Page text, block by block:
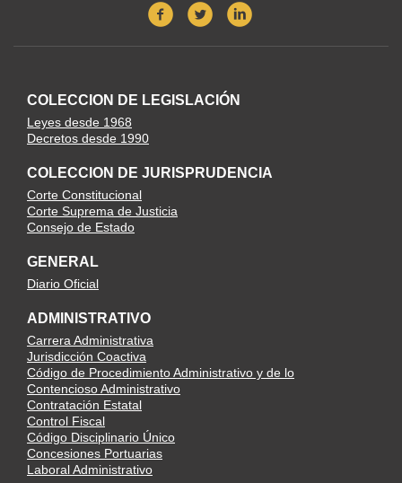
COLECCION DE LEGISLACIÓN
Leyes desde 1968
Decretos desde 1990
COLECCION DE JURISPRUDENCIA
Corte Constitucional
Corte Suprema de Justicia
Consejo de Estado
GENERAL
Diario Oficial
ADMINISTRATIVO
Carrera Administrativa
Jurisdicción Coactiva
Código de Procedimiento Administrativo y de lo
Contencioso Administrativo
Contratación Estatal
Control Fiscal
Código Disciplinario Único
Concesiones Portuarias
Laboral Administrativo